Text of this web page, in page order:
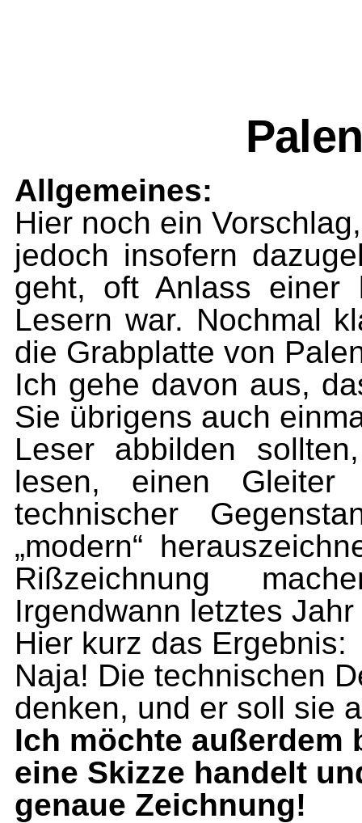
Allgemeines:
Hier noch ein
jedoch insofern
geht, oft Anlass einer
Lesern war. Nochmal
die Grabplatte von
Ich gehe davon aus,
Sie übrigens auch
Leser abbilden
lesen, einen
technischer
„modern“
Rißzeich­nung
Irgendwann letztes
Hier kurz das Ergebnis:
Naja! Die technischen
denken, und er soll sie
Ich möchte außerdem
eine Skizze han­delt
genaue Zeichnung!